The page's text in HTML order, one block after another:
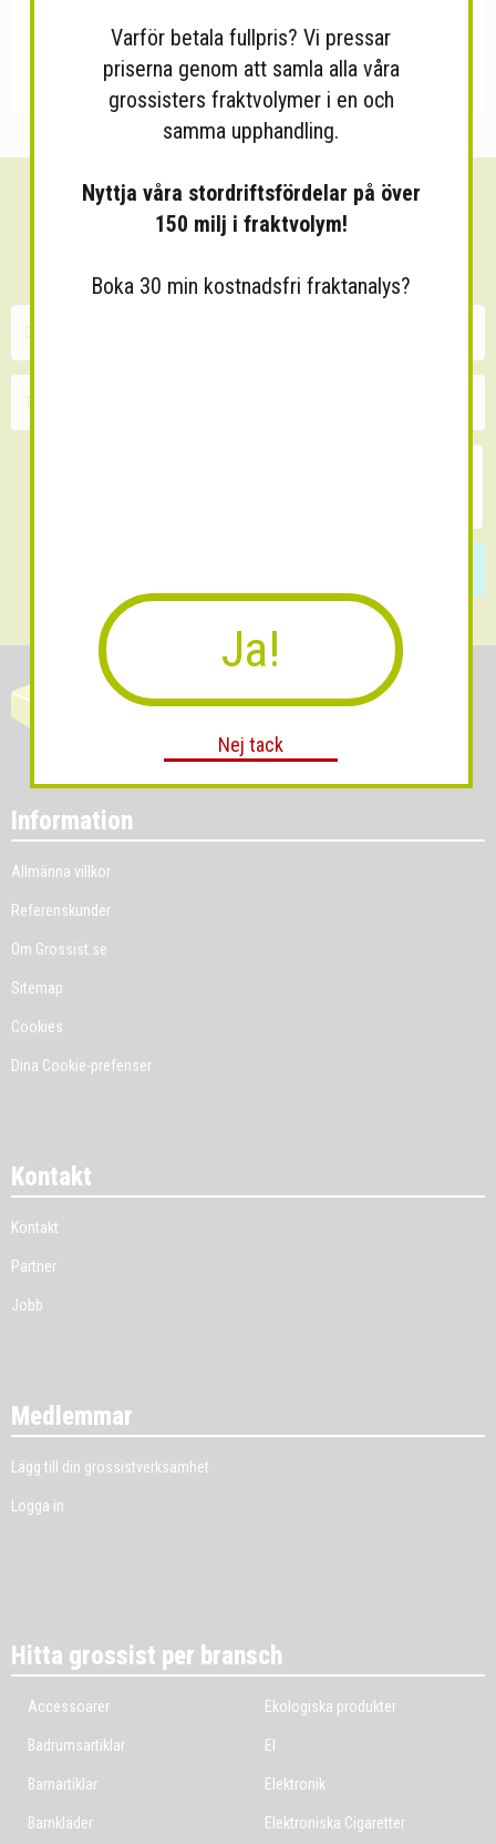
Sänk dina fraktkostnader!
Information
Allmänna villkor
Referenskunder
Om Grossist.se
Sitemap
Cookies
Dina Cookie-prefenser
Kontakt
Kontakt
Partner
Jobb
Medlemmar
Lägg till din grossistverksamhet
Logga in
Hitta grossist per bransch
Accessoarer
Badrumsartiklar
Barnartiklar
Barnkläder
Ekologiska produkter
El
Elektronik
Elektroniska Cigaretter
Varför betala fullpris? Vi pressar
priserna genom att samla alla våra
grossisters fraktvolymer i en och
samma upphandling.
Nyttja våra stordriftsfördelar på över
150 milj i fraktvolym!
Boka 30 min kostnadsfri fraktanalys?
Ja!
Nej tack